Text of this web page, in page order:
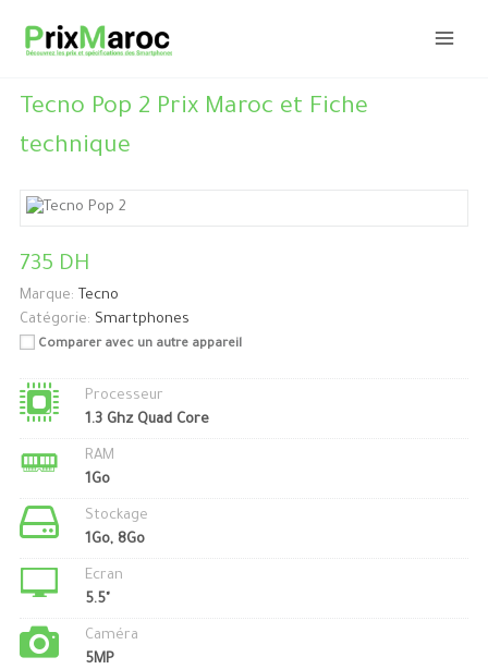
Tecno Pop 2 Prix Maroc et Fiche
technique
735 DH
Marque: Tecno
Catégorie: Smartphones
Comparer avec un autre appareil
Processeur
1.3 Ghz Quad Core
RAM
1Go
Stockage
1Go, 8Go
Ecran
5.5"
Caméra
5MP